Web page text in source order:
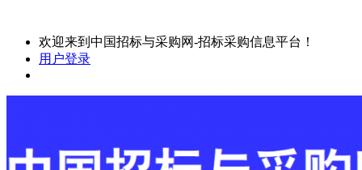
欢迎来到中国招标与采购网-招标采购信息平台！
用户登录